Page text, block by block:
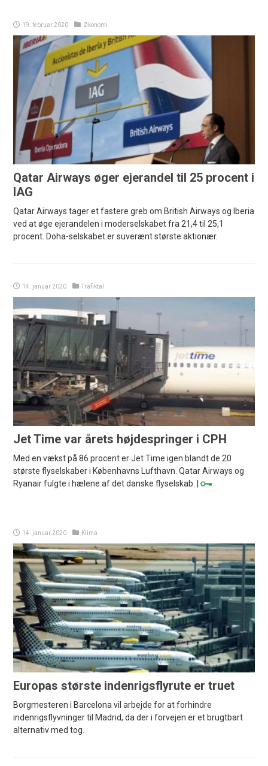
19. februar 2020 Økonomi
Qatar Airways øger ejerandel til 25 procent i
IAG
Qatar Airways tager et fastere greb om British Airways og Iberia
ved at øge ejerandelen i moderselskabet fra 21,4 til 25,1
procent. Doha-selskabet er suverænt største aktionær.
14. januar 2020 Trafiktal
Jet Time var årets højdespringer i CPH
Med en vækst på 86 procent er Jet Time igen blandt de 20
største flyselskaber i Københavns Lufthavn. Qatar Airways og
Ryanair fulgte i hælene af det danske flyselskab. |
14. januar 2020 Klima
Europas største indenrigsflyrute er truet
Borgmesteren i Barcelona vil arbejde for at forhindre
indenrigsflyvninger til Madrid, da der i forvejen er et brugtbart
alternativ med tog.